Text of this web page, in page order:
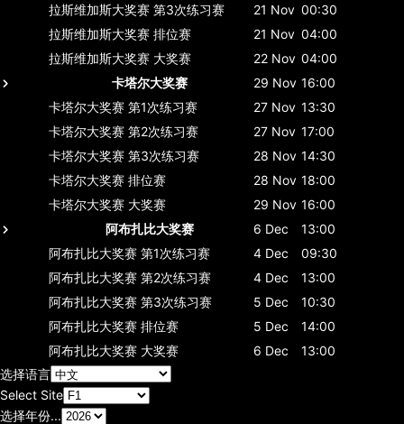
拉斯维加斯大奖赛 第3次练习赛 21 Nov 00:30
拉斯维加斯大奖赛 排位赛 21 Nov 04:00
拉斯维加斯大奖赛 大奖赛 22 Nov 04:00
卡塔尔大奖赛
29 Nov 16:00
卡塔尔大奖赛 第1次练习赛 27 Nov 13:30
卡塔尔大奖赛 第2次练习赛 27 Nov 17:00
卡塔尔大奖赛 第3次练习赛 28 Nov 14:30
卡塔尔大奖赛 排位赛 28 Nov 18:00
卡塔尔大奖赛 大奖赛 29 Nov 16:00
阿布扎比大奖赛
6 Dec
13:00
阿布扎比大奖赛 第1次练习赛 4 Dec
09:30
阿布扎比大奖赛 第2次练习赛 4 Dec
13:00
阿布扎比大奖赛 第3次练习赛 5 Dec
10:30
阿布扎比大奖赛 排位赛 5 Dec
14:00
阿布扎比大奖赛 大奖赛 6 Dec
13:00
选择语言
Select Site
选择年份...